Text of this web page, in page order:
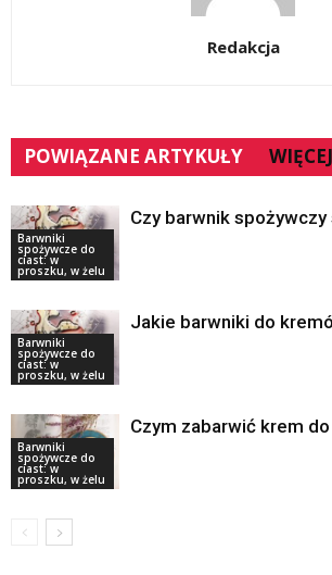
Redakcja
POWIĄZANE ARTYKUŁY
Barwniki
spożywcze do
ciast: w
proszku, w żelu
Czy barwnik spożywczy
Barwniki
spożywcze do
ciast: w
proszku, w żelu
Jakie barwniki do
Barwniki
spożywcze do
ciast: w
proszku, w żelu
Czym zabarwić krem